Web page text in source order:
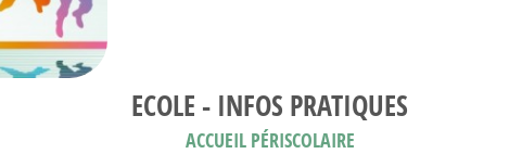
ECOLE - INFOS PRATIQUES
ACCUEIL PÉRISCOLAIRE